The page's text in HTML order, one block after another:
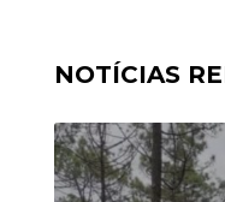
NOTÍCIAS